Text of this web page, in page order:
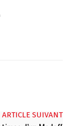
ARTICLE SUIVANT